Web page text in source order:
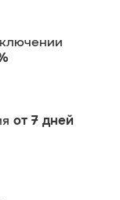
от 7 дней